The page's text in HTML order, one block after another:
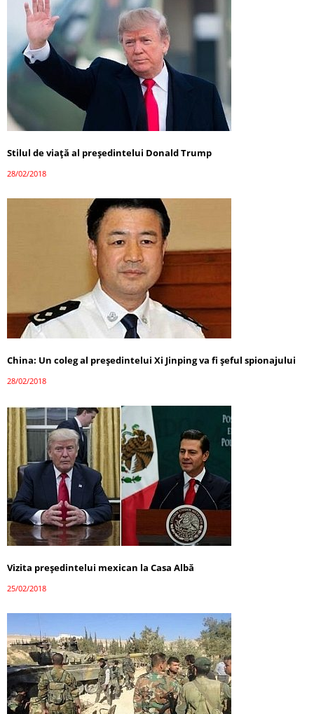
Stilul de viață al președintelui Donald Trump
28/02/2018
China: Un coleg al președintelui Xi Jinping va fi șeful spionajului
28/02/2018
Vizita președintelui mexican la Casa Albă
25/02/2018